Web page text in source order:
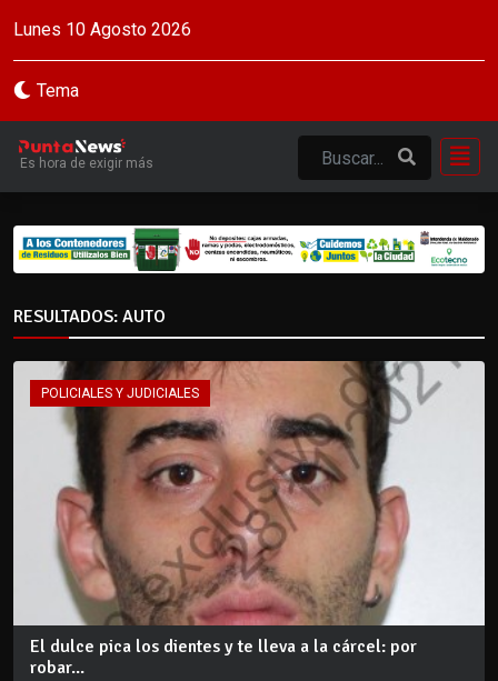
Lunes 10 Agosto 2026
Tema
Es hora de exigir más
RESULTADOS: AUTO
POLICIALES Y JUDICIALES
El dulce pica los dientes y te lleva a la cárcel: por
robar...